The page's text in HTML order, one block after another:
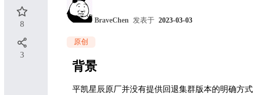
8
3
BraveChen 发表于 2023-03-03
原创
背景
平凯星辰原厂并没有提供回退集群版本的明确方